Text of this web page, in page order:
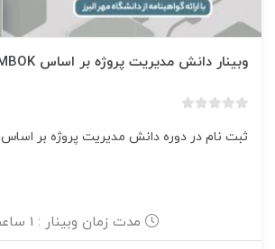
وبینار دانش مدیریت پروژه بر اساس PMBOK
امتیاز
ثبت نام در دوره دانش مدیریت پروژه بر اساس PMBOK
مدت زمان وبینار : 1 ساعت